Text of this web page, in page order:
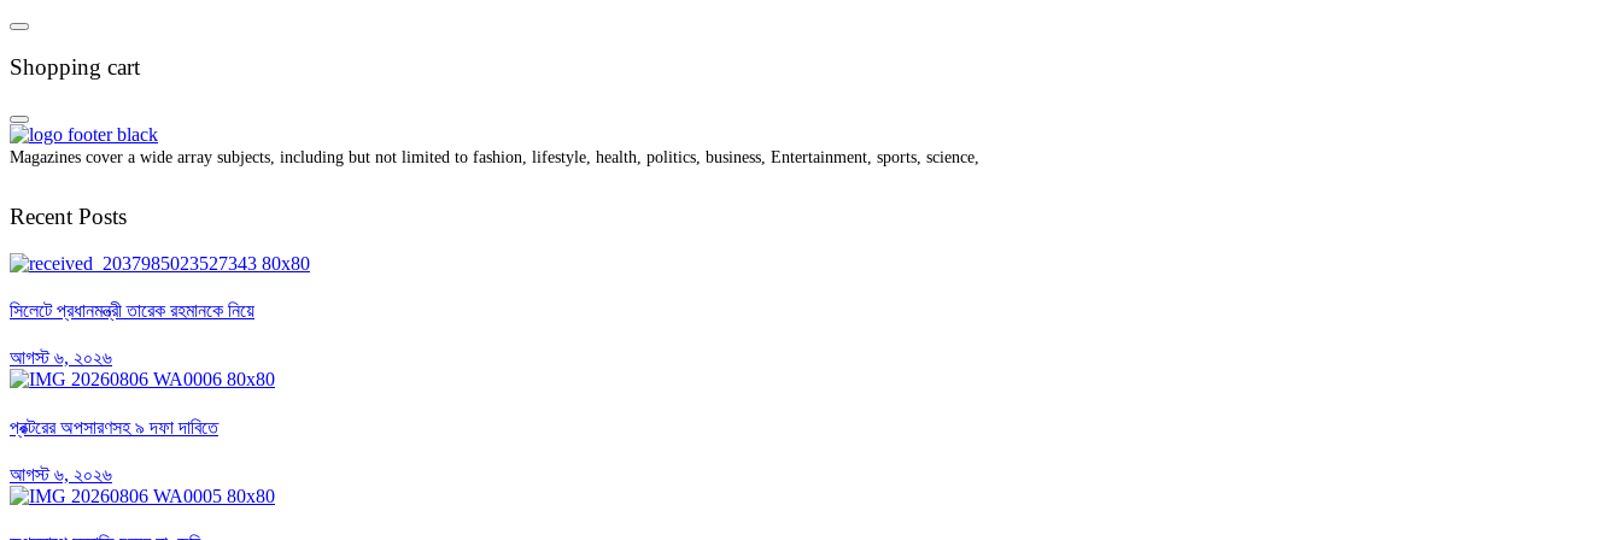
Shopping cart
Magazines cover a wide array subjects, including but not limited to fashion, lifestyle, health, politics, business, Entertainment, sports, science,
Recent Posts
সিলেটে প্রধানমন্ত্রী তারেক রহমানকে নিয়ে
আগস্ট ৬, ২০২৬
প্রক্টরের অপসারণসহ ৯ দফা দাবিতে
আগস্ট ৬, ২০২৬